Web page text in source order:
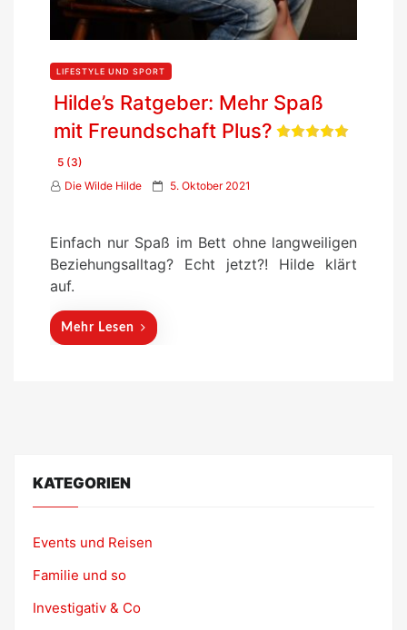
LIFESTYLE UND SPORT
Hilde’s Ratgeber: Mehr Spaß
mit Freundschaft Plus?
5 (3)
Die Wilde Hilde
P
t
e
5. Oktober 2021
Einfach nur Spaß im Bett ohne langweiligen
Beziehungsalltag? Echt jetzt?! Hilde klärt
auf.
Mehr Lesen
KATEGORIEN
Events und Reisen
Familie und so
Investigativ & Co